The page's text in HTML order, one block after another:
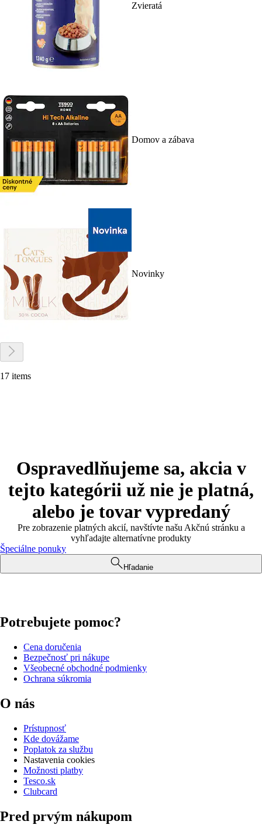
Zvieratá
Domov a zábava
Novinky
17 items
Ospravedlňujeme sa, akcia v
tejto kategórii už nie je platná,
alebo je tovar vypredaný
Pre zobrazenie platných akcií, navštívte našu Akčnú stránku a
vyhľadajte alternatívne produkty
Špeciálne ponuky
Hľadanie
Potrebujete pomoc?
Cena doručenia
Bezpečnosť pri nákupe
Všeobecné obchodné podmienky
Ochrana súkromia
O nás
Prístupnosť
Kde dovážame
Poplatok za službu
Nastavenia cookies
Možnosti platby
Tesco.sk
Clubcard
Pred prvým nákupom